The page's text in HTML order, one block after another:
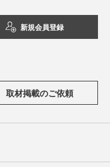
新規会員登録
取材掲載のご依頼